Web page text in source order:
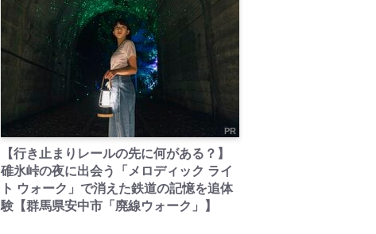
PR
【行き止まりレールの先に何がある？】
碓氷峠の夜に出会う「メロディック ライ
ト ウォーク」で消えた鉄道の記憶を追体
験【群馬県安中市「廃線ウォーク」】